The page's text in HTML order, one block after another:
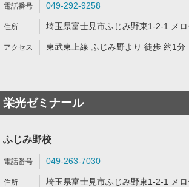
049-292-9258
埼玉県富士見市ふじみ野東1-2-1 メ
東武東上線 ふじみ野より 徒歩 約1分
栄光ゼミナール
ふじみ野校
049-263-7030
埼玉県富士見市ふじみ野東1-2-1 メ